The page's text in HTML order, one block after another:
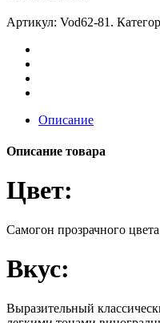
Артикул: Vod62-81 .
Описание
Описание товара
Цвет:
Самогон прозрачного
Вкус:
Выразительный